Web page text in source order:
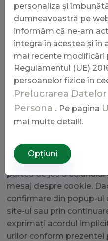
identitatea și, de
identifica cu ajutorul
poate conține link-
care nu sunt
www.ecoswiss.ro
plug-in-uri).
responsabilitatea
confidențialitate
web.
Cum vă
Când vizitați pentru
partea de jos a ecranului
mesaj despre cookie.
confirmare din popup-ul
site-ul sau prin
exprimați acordul
urilor conform prezentei
personaliza și
dumneavoastră pe
informăm că ne-am
integra în acestea și în
mai recente modificări
Regulamentul (UE)
persoanelor fizice în
Prelucrarea
Personal. Pe pagina
mai multe detalii.
Opțiuni